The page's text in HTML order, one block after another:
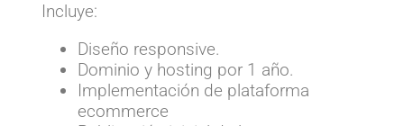
Incluye:
Diseño responsive.
Dominio y hosting por 1 año.
Implementación de plataforma
ecommerce